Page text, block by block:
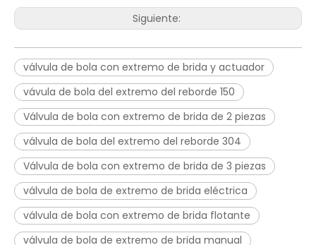
Siguiente:
válvula de bola con extremo de brida y actuador
vávula de bola del extremo del reborde 150
Válvula de bola con extremo de brida de 2 piezas
válvula de bola del extremo del reborde 304
Válvula de bola con extremo de brida de 3 piezas
válvula de bola de extremo de brida eléctrica
válvula de bola con extremo de brida flotante
válvula de bola de extremo de brida manual